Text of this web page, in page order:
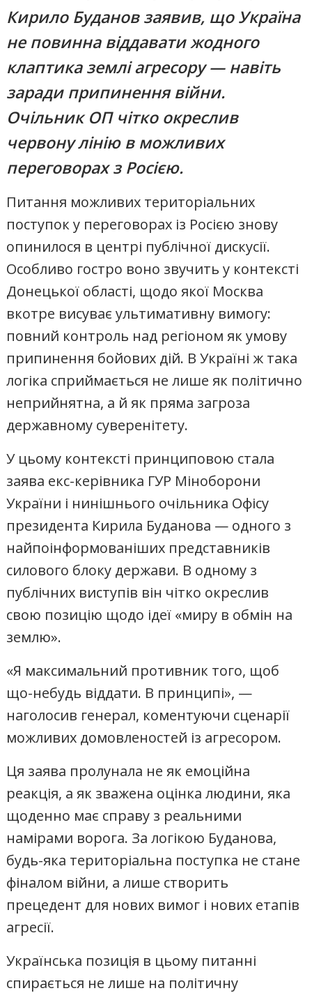
Кирило Буданов заявив, що Україна
не повинна віддавати жодного
клаптика землі агресору — навіть
заради припинення війни.
Очільник ОП чітко окреслив
червону лінію в можливих
переговорах з Росією.
Питання можливих територіальних
поступок у переговорах із Росією знову
опинилося в центрі публічної дискусії.
Особливо гостро воно звучить у контексті
Донецької області, щодо якої Москва
вкотре висуває ультимативну вимогу:
повний контроль над регіоном як умову
припинення бойових дій. В Україні ж така
логіка сприймається не лише як політично
неприйнятна, а й як пряма загроза
державному суверенітету.
У цьому контексті принциповою стала
заява екс-керівника ГУР Міноборони
України і нинішнього очільника Офісу
президента Кирила Буданова — одного з
найпоінформованіших представників
силового блоку держави. В одному з
публічних виступів він чітко окреслив
свою позицію щодо ідеї «миру в обмін на
землю».
«Я максимальний противник того, щоб
що-небудь віддати. В принципі», —
наголосив генерал, коментуючи сценарії
можливих домовленостей із агресором.
Ця заява пролунала не як емоційна
реакція, а як зважена оцінка людини, яка
щоденно має справу з реальними
намірами ворога. За логікою Буданова,
будь-яка територіальна поступка не стане
фіналом війни, а лише створить
прецедент для нових вимог і нових етапів
агресії.
Українська позиція в цьому питанні
спирається не лише на політичну